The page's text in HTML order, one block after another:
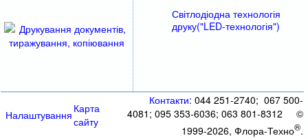
Світлодіодна технологія
друку("LED-технологія")
Налаштування Карта
сайту
Контакти: 044 251-2740; 067 500-
4081; 095 353-6036; 063 801-8312 ©
1999-2026, Флора-Техно®.